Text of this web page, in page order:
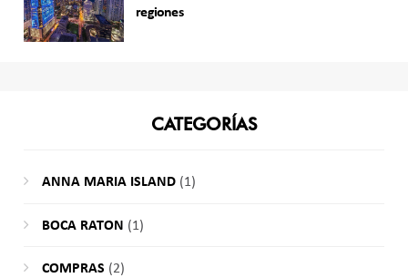
regiones
CATEGORÍAS
ANNA MARIA ISLAND(1)
BOCA RATON (1)
COMPRAS (2)